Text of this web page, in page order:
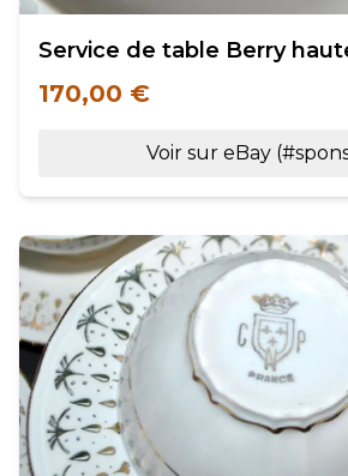
Service de table Berry
170,00 €
Voir sur eBay